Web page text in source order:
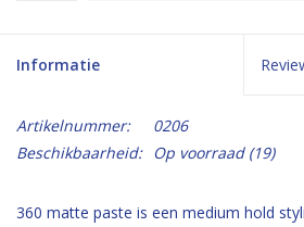
Informatie
Artikelnummer:
0206
Beschikbaarheid:
Op voorraad(19)
360 matte paste is een medium hold